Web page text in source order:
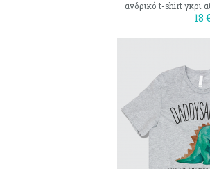
ανδρικό t-shirt γκρι
18 €